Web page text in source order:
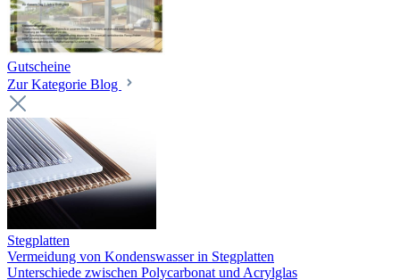
Gutscheine
Zur Kategorie Blog
Stegplatten
Vermeidung von Kondenswasser in Stegplatten
Unterschiede zwischen Polycarbonat und Acrylglas